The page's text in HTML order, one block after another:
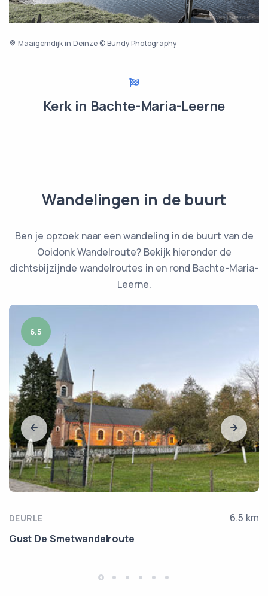
Maaigemdijk in Deinze © Bundy Photography
Kerk in Bachte-Maria-Leerne
Wandelingen in de buurt
Ben je opzoek naar een wandeling in de buurt van de
Ooidonk Wandelroute? Bekijk hieronder de
dichtsbijzijnde wandelroutes in en rond Bachte-Maria-
Leerne.
6.5
DEURLE
6.5 km
Gust De Smetwandelroute